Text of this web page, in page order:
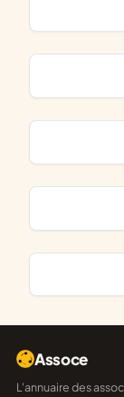
Assoce
L'annuaire des associations françaises, construit sur les données